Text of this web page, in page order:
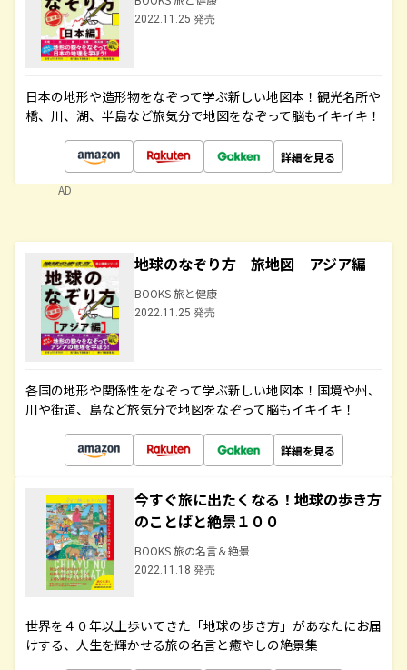
2022.11.25 発売
日本の地形や造形物をなぞって学ぶ新しい地図本！観光名所や
橋、川、湖、半島など旅気分で地図をなぞって脳もイキイキ！
詳細を見る
AD
地球のなぞり方 旅地図 アジア編
BOOKS 旅と健康
2022.11.25 発売
各国の地形や関係性をなぞって学ぶ新しい地図本！国境や州、
川や街道、島など旅気分で地図をなぞって脳もイキイキ！
詳細を見る
今すぐ旅に出たくなる！地球の歩き方
のことばと絶景１００
BOOKS 旅の名言＆絶景
2022.11.18 発売
世界を４０年以上歩いてきた「地球の歩き方」があなたにお届
けする、人生を輝かせる旅の名言と癒やしの絶景集